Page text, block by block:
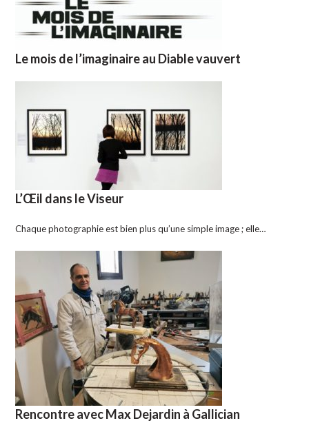
Le mois de l’imaginaire au Diable vauvert
L’Œil dans le Viseur
Chaque photographie est bien plus qu’une simple image ; elle…
Rencontre avec Max Dejardin à Gallician